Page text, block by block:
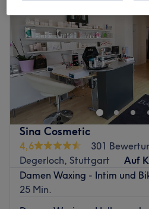
Sina Cosmetic
4,6
301
Degerloch, Stuttgart
Auf
Damen Waxing - Intim und
25 Min.